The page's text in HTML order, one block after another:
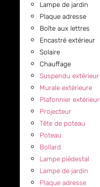
Lampe de jardin
Plaque adresse
Boîte aux lettres
Encastré extérieur
Solaire
Chauffage
Suspendu extérieur
Murale extérieure
Plafonnier extérieur
Projecteur
Tête de poteau
Poteau
Bollard
Lampe piédestal
Lampe de jardin
Plaque adresse